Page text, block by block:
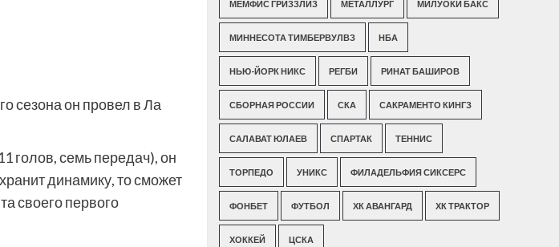
сезона он провел в Ла
голов, семь передач), он
динамику, то сможет
своего первого
МЕМФИС ГРИЗЗЛИЗ МЕТАЛЛУРГ МИЛУОКИ БАКС
МИННЕСОТА ТИМБЕРВУЛВЗ НБА
НЬЮ-ЙОРК НИКС РЕГБИ РИНАТ БАШИРОВ
СБОРНАЯ РОССИИ СКА САКРАМЕНТО КИНГЗ
САЛАВАТ ЮЛАЕВ СПАРТАК ТЕННИС
ТОРПЕДО УНИКС ФИЛАДЕЛЬФИЯ СИКСЕРС
ФОНБЕТ ФУТБОЛ ХК АВАНГАРД ХК ТРАКТОР
ХОККЕЙ ЦСКА